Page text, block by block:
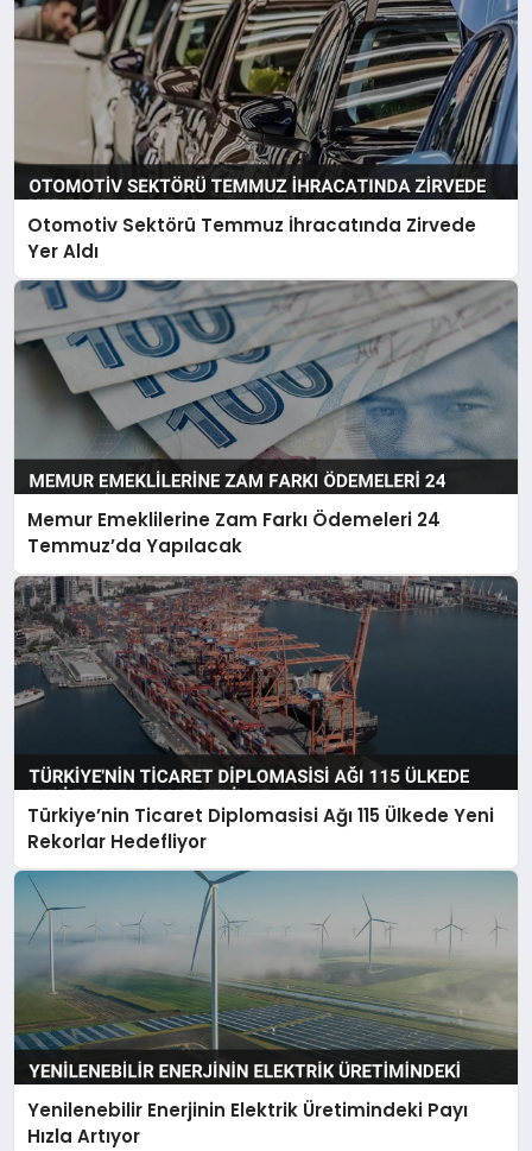
Otomotiv Sektörü Temmuz İhracatında Zirvede
Yer Aldı
Memur Emeklilerine Zam Farkı Ödemeleri 24
Temmuz’da Yapılacak
Türkiye’nin Ticaret Diplomasisi Ağı 115 Ülkede Yeni
Rekorlar Hedefliyor
Yenilenebilir Enerjinin Elektrik Üretimindeki Payı
Hızla Artıyor